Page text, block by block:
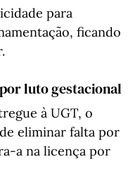
para
ficando
luto gestacional
à UGT, o
eliminar falta por
a na licença por